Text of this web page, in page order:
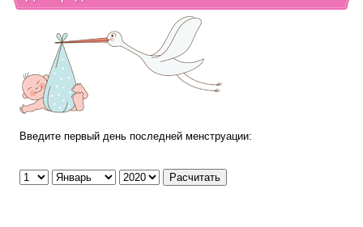
Введите первый день последней менструации: